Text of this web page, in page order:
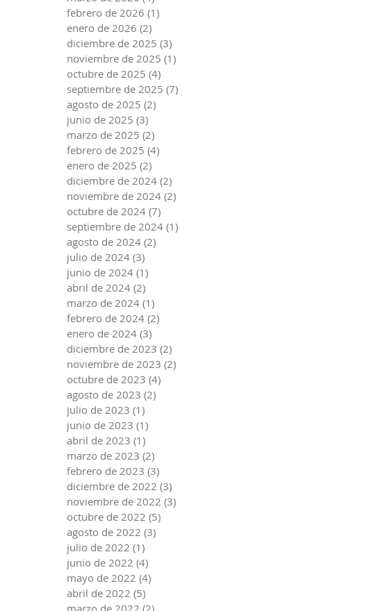
febrero de 2026 (1)
enero de 2026 (2)
diciembre de 2025 (3)
noviembre de 2025 (1)
octubre de 2025 (4)
septiembre de 2025 (7)
agosto de 2025 (2)
junio de 2025 (3)
marzo de 2025 (2)
febrero de 2025 (4)
enero de 2025 (2)
diciembre de 2024 (2)
noviembre de 2024 (2)
octubre de 2024 (7)
septiembre de 2024 (1)
agosto de 2024 (2)
julio de 2024 (3)
junio de 2024 (1)
abril de 2024 (2)
marzo de 2024 (1)
febrero de 2024 (2)
enero de 2024 (3)
diciembre de 2023 (2)
noviembre de 2023 (2)
octubre de 2023 (4)
agosto de 2023 (2)
julio de 2023 (1)
junio de 2023 (1)
abril de 2023 (1)
marzo de 2023 (2)
febrero de 2023 (3)
diciembre de 2022 (3)
noviembre de 2022 (3)
octubre de 2022 (5)
agosto de 2022 (3)
julio de 2022 (1)
junio de 2022 (4)
mayo de 2022 (4)
abril de 2022 (5)
marzo de 2022 (2)